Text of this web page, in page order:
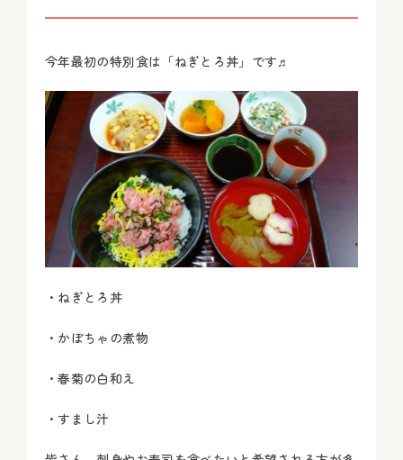
今年最初の特別食は「ねぎとろ丼」です♬
・ねぎとろ丼
・かぼちゃの煮物
・春菊の白和え
・すまし汁